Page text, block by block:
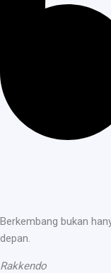
Berkembang bukan
depan.
Rakkendo